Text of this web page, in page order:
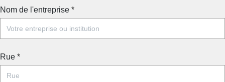
Nom de l'entreprise *
Rue *